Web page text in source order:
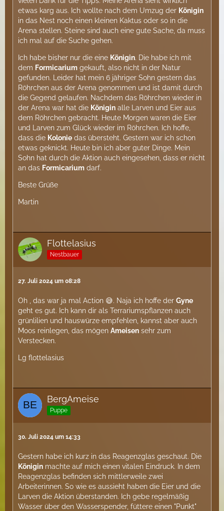
etwas karg aus. Ich wollte nach dem Umzug der Königin
in das Nest noch einen kleinen Kaktus oder so in die
Arena stellen. Steine sind auch eine gute Sache, da muss
ich mal auf die Suche gehen.
Ich habe bisher nur die eine Königin. Die habe ich mit
dem Formicarium gekauft, also nicht in der Natur
gefunden. Leider hat mein 6 jähriger Sohn gestern das
Röhrchen aus der Arena genommen und ist damit durch
die Gegend gelaufen. Nachdem das Röhrchen wieder in
der Arena war hat die Königin alle Larven und Eier aus
dem Röhrchen gebracht. Heute Morgen waren die Eier
und Larven zum Glück wieder im Röhrchen. Ich hoffe,
dass die Kolonie das übersteht. Gestern war ich schon
etwas geknickt. Heute bin ich aber guter Dinge. Mein
Sohn hat durch die Aktion auch eingesehen, dass er nicht
an das Formicarium darf.
Beste Grüße
Martin
Flottelasius
Nestbauer
27. Juli 2024 um 08:28
Oh , das war ja mal Action 😅. Naja ich hoffe der Gyne
geht es gut. Ich kann dir als Terrariumspflanzen auch
grünlilien und hauswürze empfehlen, kannst aber auch
Moos reinlegen, das mögen Ameisen sehr zum
Verstecken.
Lg flottelasius
BergAmeise
Puppe
30. Juli 2024 um 14:33
Gestern habe ich kurz in das Reagenzglas geschaut. Die
Königin machte auf mich einen vitalen Eindruck. In dem
Reagenzglas befinden sich mittlerweile zwei
Arbeiterinnen. So wie es aussieht haben die Eier und die
Larven die Aktion überstanden. Ich gebe regelmäßig
Wasser über den Wasserspender, füttere einen "Punkt"